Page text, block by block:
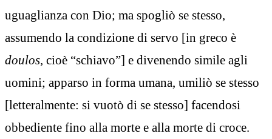
uguaglianza con Dio; ma spogliò se stesso,
assumendo la condizione di servo [in greco è
doulos, cioè “schiavo”] e divenendo simile agli
uomini; apparso in forma umana, umiliò se stesso
[letteralmente: si vuotò di se stesso] facendosi
obbediente fino alla morte e alla morte di croce.